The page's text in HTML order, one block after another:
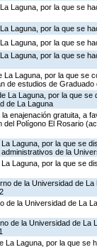
Laguna, por la que se
Laguna, por la que se
Laguna, por la que se
Laguna, por la que se
La Laguna, por la que se
de estudios de
La Laguna, por la que
de La Laguna
enajenación gratuita, a
Polígono El Rosario
Laguna, por la que se
de la
Laguna, por la que se
de la Universidad de
de la Universidad de La
de la Universidad de
La Laguna, por la que